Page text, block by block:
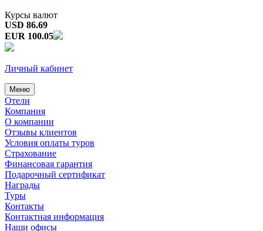
Курсы валют
USD 86.69
EUR 100.05
Личный кабинет
Меню
Отели
Компания
О компании
Отзывы клиентов
Условия оплаты туров
Страхование
Финансовая гарантия
Подарочный сертификат
Награды
Туры
Контакты
Контактная информация
Наши офисы